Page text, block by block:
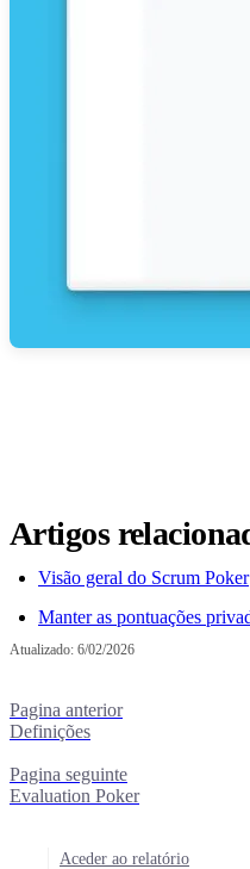
Artigos
Visão geral do Scrum Poker
Manter as pontuações
Atualizado: 6/02/2026
Pagina anterior
Definições
Pagina seguinte
Evaluation Poker
Aceder ao relatório